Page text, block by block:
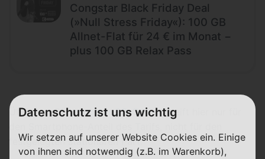
Congstar Black Friday Deal
(»Null Stress Friday«): 100 GB
Allnet-Flat für 24 € im Monat −
plus 100 GB Relax Pass
Übrigens: Diecongstar 5G-Optiongreift hier nur für
festgelegten stationären Part.
Datenschutz ist uns wichtig
Wir setzen auf unserer Website Cookies ein. Einige
von ihnen sind notwendig (z.B. im Warenkorb),